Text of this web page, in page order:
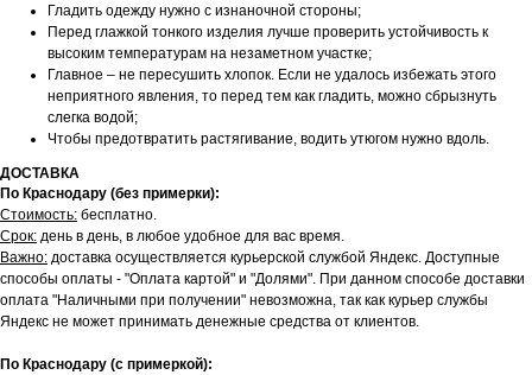
Гладить одежду нужно с изнаночной стороны;
Перед глажкой тонкого изделия лучше проверить устойчивость к
высоким температурам на незаметном участке;
Главное – не пересушить хлопок. Если не удалось избежать этого
неприятного явления, то перед тем как гладить, можно сбрызнуть
слегка водой;
Чтобы предотвратить растягивание, водить утюгом нужно вдоль.
ДОСТАВКА
По Краснодару (без примерки):
Стоимость: бесплатно.
Срок: день в день, в любое удобное для вас время.
Важно: доставка осуществляется курьерской службой Яндекс. Доступные
способы оплаты - "Оплата картой" и "Долями". При данном способе доставки
оплата "Наличными при получении" невозможна, так как курьер службы
Яндекс не может принимать денежные средства от клиентов.
По Краснодару (с примеркой):